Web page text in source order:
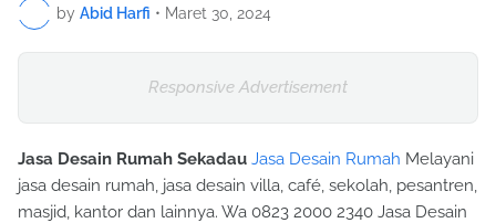
by Abid Harfi • Maret 30, 2024
Responsive Advertisement
Jasa Desain Rumah Sekadau Jasa Desain Rumah Melayani
jasa desain rumah, jasa desain villa, café, sekolah, pesantren,
masjid, kantor dan lainnya. Wa 0823 2000 2340 Jasa Desain